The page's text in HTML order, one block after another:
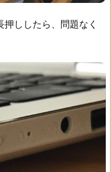
ししたら、問題なく